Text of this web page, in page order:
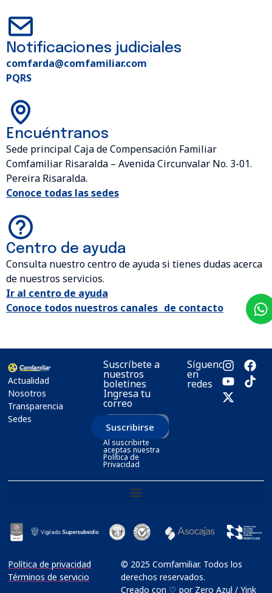
Notificaciones judiciales
comfarda@comfamiliar.com
PQRS
Encuéntranos
Sede principal Caja de Compensación Familiar
Comfamiliar Risaralda – Avenida Circunvalar No. 3-01.
Pereira Risaralda.
Conoce todas las sedes
Centro de ayuda
Consulta nuestro centro de ayuda si tienes dudas acerca
de nuestros servicios.
Ir al centro de ayuda
Conoce todos nuestros canales de contacto
Actualidad
Nosotros
Transparencia
Sedes
Suscríbete a
nuestros
boletines
Ingresa tu
correo
Suscribirse
Al suscribirte
aceptas nuestra
Política de
Privacidad
Síguenos
en
redes
Política de privacidad
Términos de servicio
© 2025 Comfamiliar. Todos los
derechos reservados.
Creado con ♡ por Zero Azul / Yink